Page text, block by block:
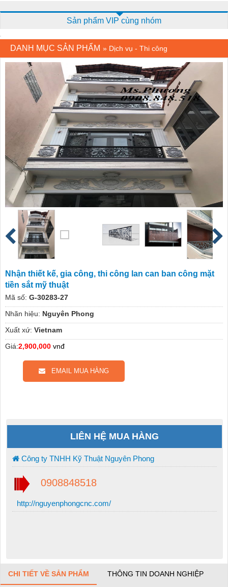
Sản phẩm VIP cùng nhóm
DANH MỤC SẢN PHẨM » Dịch vụ - Thi công
Nhận thiết kế, gia công, thi công lan can ban công mặt
tiền sắt mỹ thuật
Mã số: G-30283-27
Nhãn hiệu: Nguyên Phong
Xuất xứ: Vietnam
Giá:2,900,000 vnđ
EMAIL MUA HÀNG
LIÊN HỆ MUA HÀNG
Công ty TNHH Kỹ Thuật Nguyên Phong
0908848518
http://nguyenphongcnc.com/
CHI TIẾT VỀ SẢN PHẨM THÔNG TIN DOANH NGHIỆP